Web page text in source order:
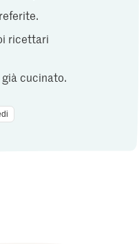
ricettari
cucinato.